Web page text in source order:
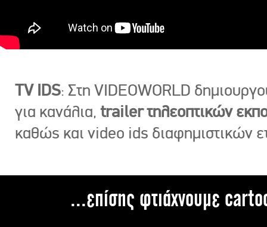
TV IDS: Στη VIDEOWORLD
για κανάλια, trailer τηλεοπτικών
καθώς και video ids διαφημιστικών
...επίσης φτιάχνουμε